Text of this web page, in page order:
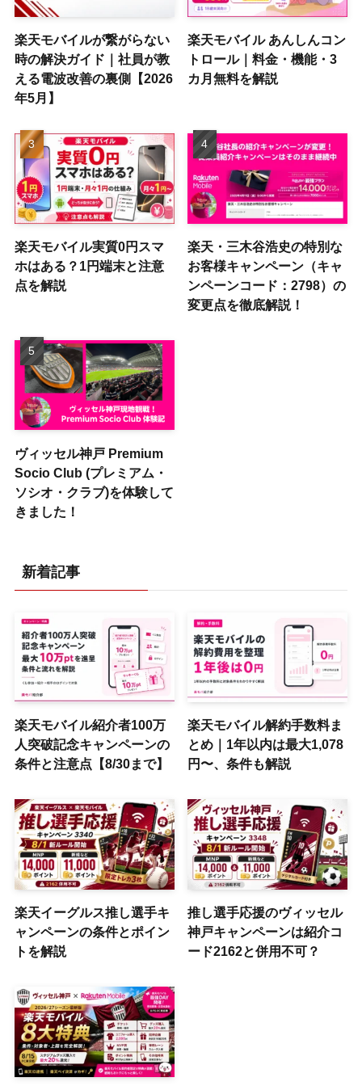
楽天モバイルが繋がらない
時の解決ガイド｜社員が教
える電波改善の裏側【2026
年5月】
楽天モバイル あんしんコン
トロール｜料金・機能・3
カ月無料を解説
楽天モバイル実質0円スマ
ホはある？1円端末と注意
点を解説
楽天・三木谷浩史の特別な
お客様キャンペーン（キャ
ンペーンコード：2798）の
変更点を徹底解説！
ヴィッセル神戸 Premium
Socio Club (プレミアム・
ソシオ・クラブ)を体験して
きました！
新着記事
楽天モバイル紹介者100万
人突破記念キャンペーンの
条件と注意点【8/30まで】
楽天モバイル解約手数料ま
とめ｜1年以内は最大1,078
円〜、条件も解説
楽天イーグルス推し選手キ
ャンペーンの条件とポイン
トを解説
推し選手応援のヴィッセル
神戸キャンペーンは紹介コ
ード2162と併用不可？